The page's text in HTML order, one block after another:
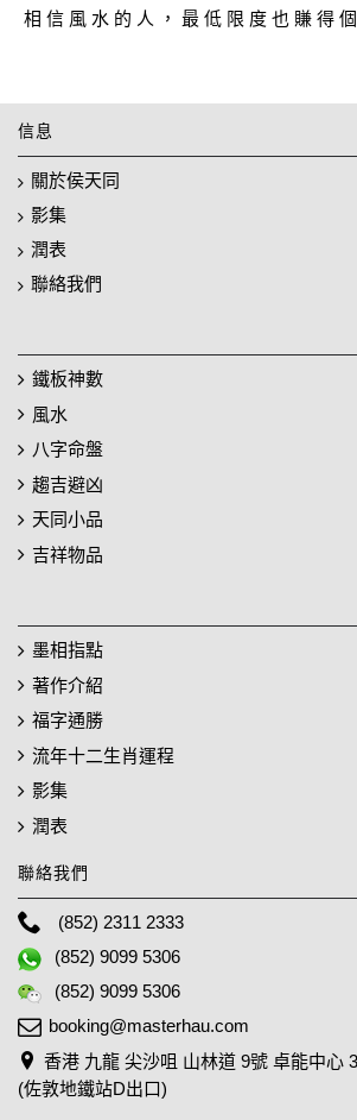
相 信 風 水 的 人 ， 最 低 限 度 也 賺 得 個
信息
關於侯天同
影集
潤表
聯絡我們
鐵板神數
風水
八字命盤
趨吉避凶
天同小品
吉祥物品
墨相指點
著作介紹
福字通勝
流年十二生肖運程
影集
潤表
聯絡我們
(852) 2311 2333
(852) 9099 5306
(852) 9099 5306
booking@masterhau.com
香港 九龍 尖沙咀 山林道 9號 卓能中心
(佐敦地鐵站D出口)